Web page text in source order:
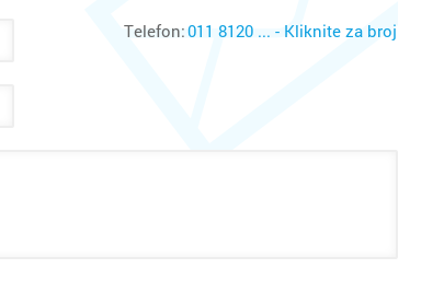
Telefon:011 8120 ... - Kliknite za broj